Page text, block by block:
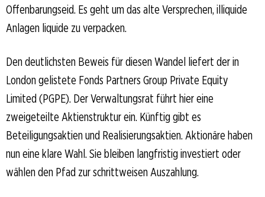
Offenbarungseid. Es geht um das alte Versprechen, illiquide
Anlagen liquide zu verpacken.
Den deutlichsten Beweis für diesen Wandel liefert der in
London gelistete Fonds Partners Group Private Equity
Limited (PGPE). Der Verwaltungsrat führt hier eine
zweigeteilte Aktienstruktur ein. Künftig gibt es
Beteiligungsaktien und Realisierungsaktien. Aktionäre haben
nun eine klare Wahl. Sie bleiben langfristig investiert oder
wählen den Pfad zur schrittweisen Auszahlung.